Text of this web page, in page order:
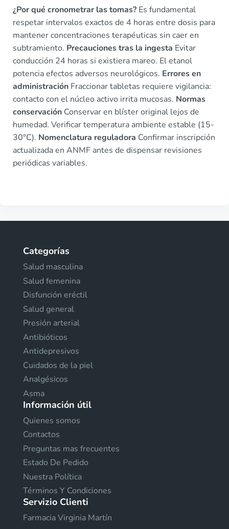
¿Por qué cronometrar las tomas? Es fundamental
respetar intervalos exactos de 4 horas entre dosis para
mantener concentraciones terapéuticas sin caer en
subtramiento. Precauciones tras la ingesta Evitar
conducción 24 horas si existiera mareo. El etanol
potencia efectos adversos neurológicos. Errores en
administración Fraccionar tabletas requiere vigilancia:
contacto con el núcleo activo irrita mucosas. Normas
conservación Conservar en blíster original lejos de
humedad. Verificar temperatura ambiente estable (15-
30°C). Nomenclatura reguladora Confirmar inscripción
actualizada en ANMF antes de dispensar revisiones
periódicas variables.
Categorías
Salud masculina
Salud femenina
Disfunción eréctil
Salud general
Presión arterial
Antibióticos
Antidepresivos
Cuidados de la piel
Analgésicos
Asma
Información útil
Quienes somos
Contactos
Preguntas mas frecuentes
Estado De Pedido
Nuestra Política
Términos Y Condiciones
Servizio Clienti
Farmacia Virginia Martín